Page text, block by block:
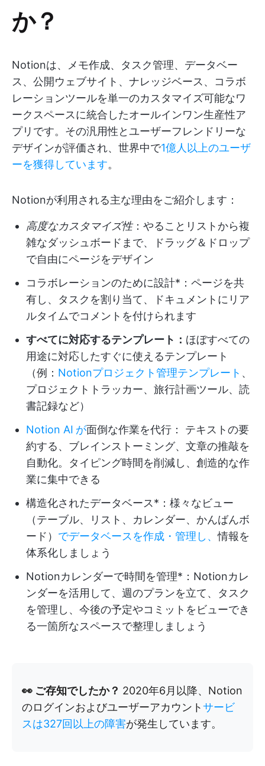
か？
Notionは、メモ作成、タスク管理、データベー
ス、公開ウェブサイト、ナレッジベース、コラボ
レーションツールを単一のカスタマイズ可能なワ
ークスペースに統合したオールインワン生産性ア
プリです。その汎用性とユーザーフレンドリーな
デザインが評価され、世界中で1億人以上のユーザ
ーを獲得しています。
Notionが利用される主な理由をご紹介します：
高度なカスタマイズ性：やることリストから複
雑なダッシュボードまで、ドラッグ＆ドロップ
で自由にページをデザイン
コラボレーションのために設計*：ページを共
有し、タスクを割り当て、ドキュメントにリア
ルタイムでコメントを付けられます
すべてに対応するテンプレート： ほぼすべての
用途に対応したすぐに使えるテンプレート
（例： Notionプロジェクト管理テンプレート 、
プロジェクトトラッカー、旅行計画ツール、読
書記録など）
Notion AI が面倒な作業を代行：
テキストの要
約する、ブレインストーミング、文章の推敲を
自動化。タイピング時間を削減し、創造的な作
業に集中できる
構造化されたデータベース*：様々なビュー
（テーブル、リスト、カレンダー、かんばんボ
ード） でデータベースを作成・管理し、情報を
体系化しましょう
Notionカレンダーで時間を管理*：Notionカレ
ンダーを活用して、週のプランを立て、タスク
を管理し、今後の予定やコミットをビューでき
る一箇所なスペースで整理しましょう
👀 ご存知でしたか？ 2020年6月以降、Notion
のログインおよびユーザーアカウントサービ
スは327回以上の障害が発生しています。